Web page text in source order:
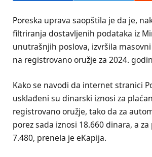
Poreska uprava saopštila je da je,
filtriranja dostavljenih podataka iz
unutrašnjih poslova, izvršila
na registrovano oružje za 2024.
Kako se navodi da internet stranici
usklađeni su dinarski iznosi za
registrovano oružje, tako da za
porez sada iznosi 18.660 dinara, a
7.480, prenela je eKapija.